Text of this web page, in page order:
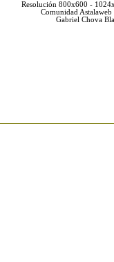
Resolución 800x600 -
Comunidad
Gabriel Chova